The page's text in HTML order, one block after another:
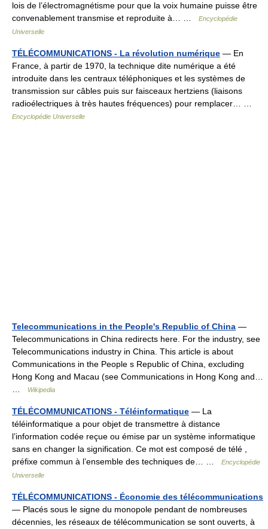
lois de l’électromagnétisme pour que la voix humaine puisse être
convenablement transmise et reproduite à… …
Encyclopédie
Universelle
TÉLÉCOMMUNICATIONS - La révolution numérique — En
France, à partir de 1970, la technique dite numérique a été
introduite dans les centraux téléphoniques et les systèmes de
transmission sur câbles puis sur faisceaux hertziens (liaisons
radioélectriques à très hautes fréquences) pour remplacer… …
Encyclopédie Universelle
Telecommunications in the People's Republic of China —
Telecommunications in China redirects here. For the industry, see
Telecommunications industry in China. This article is about
Communications in the People s Republic of China, excluding
Hong Kong and Macau (see Communications in Hong Kong and…
Wikipedia
TÉLÉCOMMUNICATIONS - Téléinformatique — La
téléinformatique a pour objet de transmettre à distance
l’information codée reçue ou émise par un système informatique
sans en changer la signification. Ce mot est composé de télé ,
préfixe commun à l’ensemble des techniques de… …
Encyclopédie
Universelle
TÉLÉCOMMUNICATIONS - Économie des télécommunications
— Placés sous le signe du monopole pendant de nombreuses
décennies, les réseaux de télécommunication se sont ouverts, à